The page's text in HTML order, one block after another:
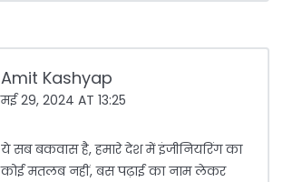
Amit Kashyap
मई 29, 2024 AT 13:25
ये सब बकवास है, हमारे देश में इंजीनियरिंग का
कोई मतलब नहीं, बस पढ़ाई का नाम लेकर